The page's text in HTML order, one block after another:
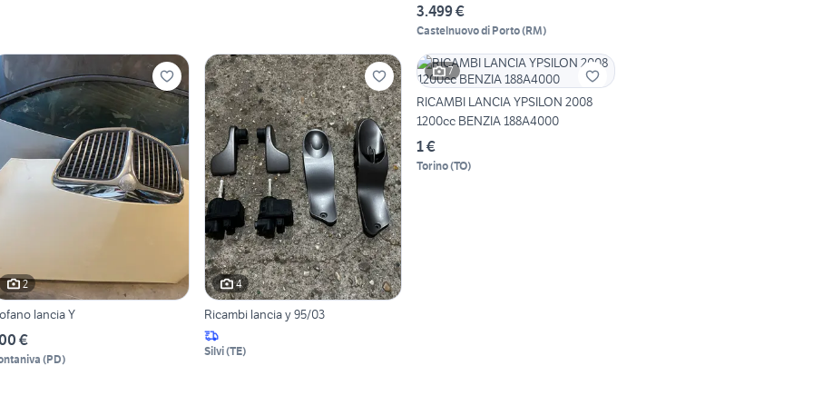
3.499 €
Castelnuovo di Porto(RM)
2
lancia Y
€
(PD)
4
Ricambi lancia y 95/03
Silvi(TE)
7
RICAMBI LANCIA YPSILON 2008
1200cc BENZIA 188A4000
1 €
Torino(TO)